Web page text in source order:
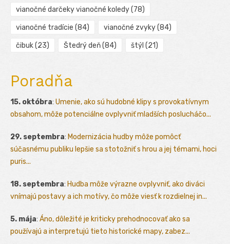
vianočné darčeky vianočné koledy(78)
vianočné tradície (84) vianočné zvyky(84)
čibuk(23) Štedrý deň(84) štýl (21)
Poradňa
15. októbra: Umenie, ako sú hudobné klipy s provokatívnym
obsahom, môže potenciálne ovplyvniť mladších poslucháčo...
29. septembra: Modernizácia hudby môže pomôcť
súčasnému publiku lepšie sa stotožniť s hrou a jej témami, hoci
puris...
18. septembra: Hudba môže výrazne ovplyvniť, ako diváci
vnímajú postavy a ich motívy, čo môže viesť k rozdielnej in...
5. mája: Áno, dôležité je kriticky prehodnocovať ako sa
používajú a interpretujú tieto historické mapy, zabez...